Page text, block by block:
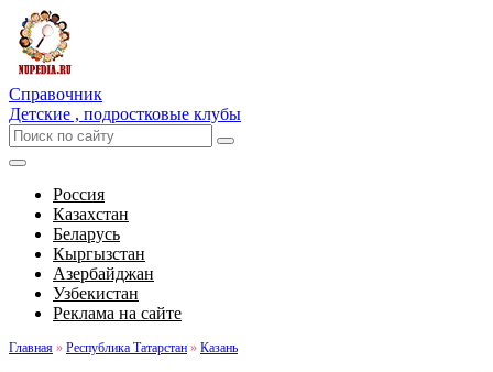
Справочник
Детские , подростковые клубы
Россия
Казахстан
Беларусь
Кыргызстан
Азербайджан
Узбекистан
Реклама на сайте
Главная » Республика Татарстан » Казань